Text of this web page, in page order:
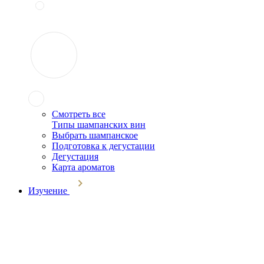
Смотреть все
Типы шампанских вин
Выбрать шампанское
Подготовка к дегустации
Дегустация
Карта ароматов
Изучение